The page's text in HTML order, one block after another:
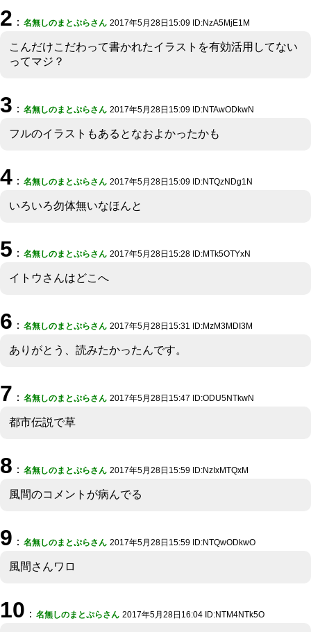
2 ： 名無しのまとぷらさん 2017年5月28日15:09 ID:NzA5MjE1M
こんだけこだわって書かれたイラストを有効活用してない
ってマジ？
3 ： 名無しのまとぷらさん 2017年5月28日15:09 ID:NTAwODkwN
フルのイラストもあるとなおよかったかも
4 ： 名無しのまとぷらさん 2017年5月28日15:09 ID:NTQzNDg1N
いろいろ勿体無いなほんと
5 ： 名無しのまとぷらさん 2017年5月28日15:28 ID:MTk5OTYxN
イトウさんはどこへ
6 ： 名無しのまとぷらさん 2017年5月28日15:31 ID:MzM3MDI3M
ありがとう、読みたかったんです。
7 ： 名無しのまとぷらさん 2017年5月28日15:47 ID:ODU5NTkwN
都市伝説で草
8 ： 名無しのまとぷらさん 2017年5月28日15:59 ID:NzIxMTQxM
風間のコメントが病んでる
9 ： 名無しのまとぷらさん 2017年5月28日15:59 ID:NTQwODkwO
風間さんワロ
10 ： 名無しのまとぷらさん 2017年5月28日16:04 ID:NTM4NTk5O